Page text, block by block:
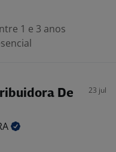
1 e 3 anos
De
23 jul